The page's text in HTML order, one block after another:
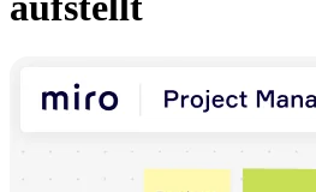
Ressourcen
Lernen
Academy
Webinare